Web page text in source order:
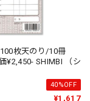
SHIMBI （シ
40%OFF
¥1,617